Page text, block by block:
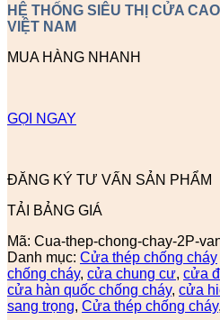
HỆ THỐNG SIÊU THỊ CỬA
VIỆT NAM
MUA HÀNG NHANH
GỌI NGAY
ĐĂNG KÝ TƯ VẤN SẢN PHẨM
TẢI BẢNG GIÁ
Mã: Cua-thep-chong-chay-2P-
Danh mục: Cửa thép chống cháy
chống cháy, cửa chung cư, cửa
cửa hàn quốc chống cháy, cửa
sang trọng, Cửa thép chống cháy,